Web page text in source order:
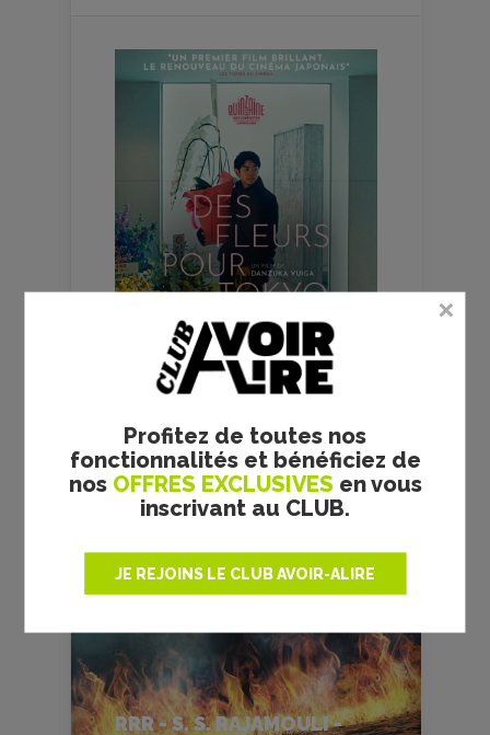
Profitez de toutes nos
fonctionnalités et bénéficiez de
nos OFFRES EXCLUSIVES en vous
inscrivant au CLUB.
JE REJOINS LE CLUB AVOIR-ALIRE
FILMSCULTES
RRR - S. S. RAJAMOULI -